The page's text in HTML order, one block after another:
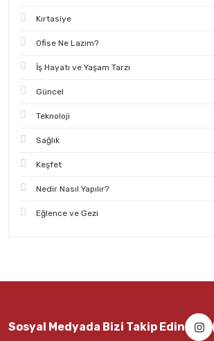
Kırtasiye
Ofise Ne Lazım?
İş Hayatı ve Yaşam Tarzı
Güncel
Teknoloji
Sağlık
Keşfet
Nedir Nasıl Yapılır?
Eğlence ve Gezi
Sosyal Medyada Bizi Takip Edin